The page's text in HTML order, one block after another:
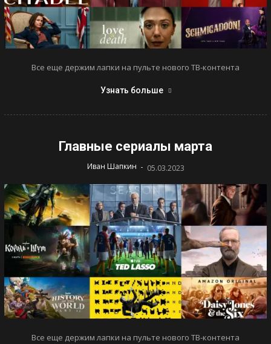
Все еще держим лапки на пульте нового ТВ-контента
Узнать больше
Главные сериалы марта
Иван Шапкин - 05.03.2023
Все еще держим лапки на пульте нового ТВ-контента